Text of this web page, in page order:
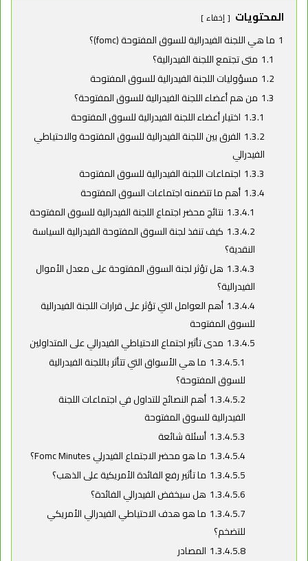
المحتويات إخفاء
1 ما هي اللجنة الفيدرالية للسوق المفتوحة (fomc)؟
1.1 متى تجتمع اللجنة الفيدرالية؟
1.2 مسؤوليات اللجنة الفيدرالية للسوق المفتوحة
1.3 من هم أعضاء اللجنة الفيدرالية للسوق المفتوحة؟
1.3.1 اختيار أعضاء اللجنة الفيدرالية للسوق المفتوحة
1.3.2 الفرق بين اللجنة الفيدرالية للسوق المفتوحة والاحتياطي
الفيدرالي
1.3.3 اجتماعات اللجنة الفيدرالية للسوق المفتوحة
1.3.4 أهم ما تتضمنه اجتماعات السوق المفتوحة
1.3.4.1 نتائج محضر اجتماع اللجنة الفيدرالية للسوق المفتوحة
1.3.4.2 كيف تنفذ لجنة السوق المفتوحة الفيدرالية السياسة
النقدية؟
1.3.4.3 هل تؤثر لجنة السوق المفتوحة على معدل الأموال
الفيدرالية؟
1.3.4.4 أهم العوامل التي تؤثر على قرارات اللجنة الفيدرالية
للسوق المفتوحة
1.3.4.5 مدى تأثير اجتماع الاحتياطي الفيدرالي على المتداولين
1.3.4.5.1 ما هي الأسواق التي تتأثر باللجنة الفيدرالية
للسوق المفتوحة؟
1.3.4.5.2 أهم النصائح للتداول في اجتماعات اللجنة
الفيدرالية للسوق المفتوحة
1.3.4.5.3 أسئلة شائعة
1.3.4.5.4 ما هو محضر الاجتماع الفيدرلي Fomc Minutes؟
1.3.4.5.5 ما تأثير رفع الفائدة الأمريكية على الذهب؟
1.3.4.5.6 هل سيخفض الفيدرالي الفائدة؟
1.3.4.5.7 ما هو هدف الاحتياطي الفيدرالي الأمريكي
للتضخم؟
1.3.4.5.8 المصادر